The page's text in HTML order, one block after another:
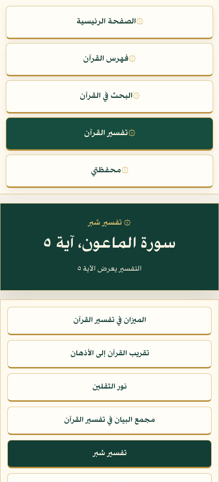
۞الصفحة الرئيسية
۞فهرس القرآن
۞البحث في القرآن
۞تفسير القرآن
۞محفظتي
۞ تفسير شبر
سورة الماعون، آية ٥
التفسير يعرض الآية ٥
الميزان في تفسير القرآن
تقريب القرآن إلى الأذهان
نور الثقلين
مجمع البيان في تفسير القرآن
تفسير شبر